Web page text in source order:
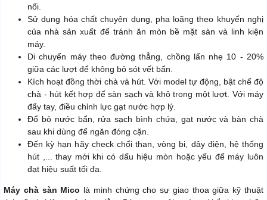
nối.
Sử dụng hóa chất chuyên dụng, pha loãng theo khuyến nghị
của nhà sản xuất để tránh ăn mòn bề mặt sàn và linh kiện
máy.
Di chuyển máy theo đường thẳng, chồng lấn nhẹ 10 - 20%
giữa các lượt để không bỏ sót vết bẩn.
Kích hoạt đồng thời chà và hút. Với model tự động, bật chế độ
chà - hút kết hợp để sàn sạch và khô trong một lượt. Với máy
đẩy tay, điều chỉnh lực gạt nước hợp lý.
Đổ bỏ nước bẩn, rửa sạch bình chứa, gạt nước và bàn chà
sau khi dùng để ngăn đóng cặn.
Đến kỳ hạn hãy check chổi than, vòng bi, dây điện, hệ thống
hút ,... thay mới khi có dấu hiệu mòn hoặc yếu để máy luôn
đạt hiệu suất tối đa.
Máy chà sàn Mico là minh chứng cho sự giao thoa giữa kỹ thuật